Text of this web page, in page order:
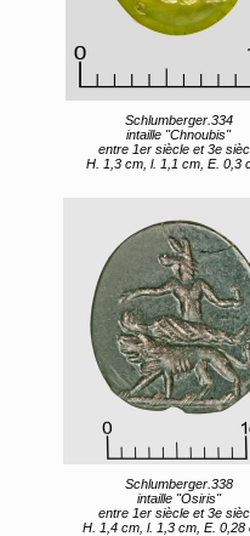
Schlumberger.334
intaille "Chnoubis"
entre 1er siècle et 3e
H. 1,3 cm, l. 1,1 cm, E. 0,3
Schlumberger.338
intaille "Osiris"
entre 1er siècle et 3e
H. 1,4 cm, l. 1,3 cm, E. 0,28